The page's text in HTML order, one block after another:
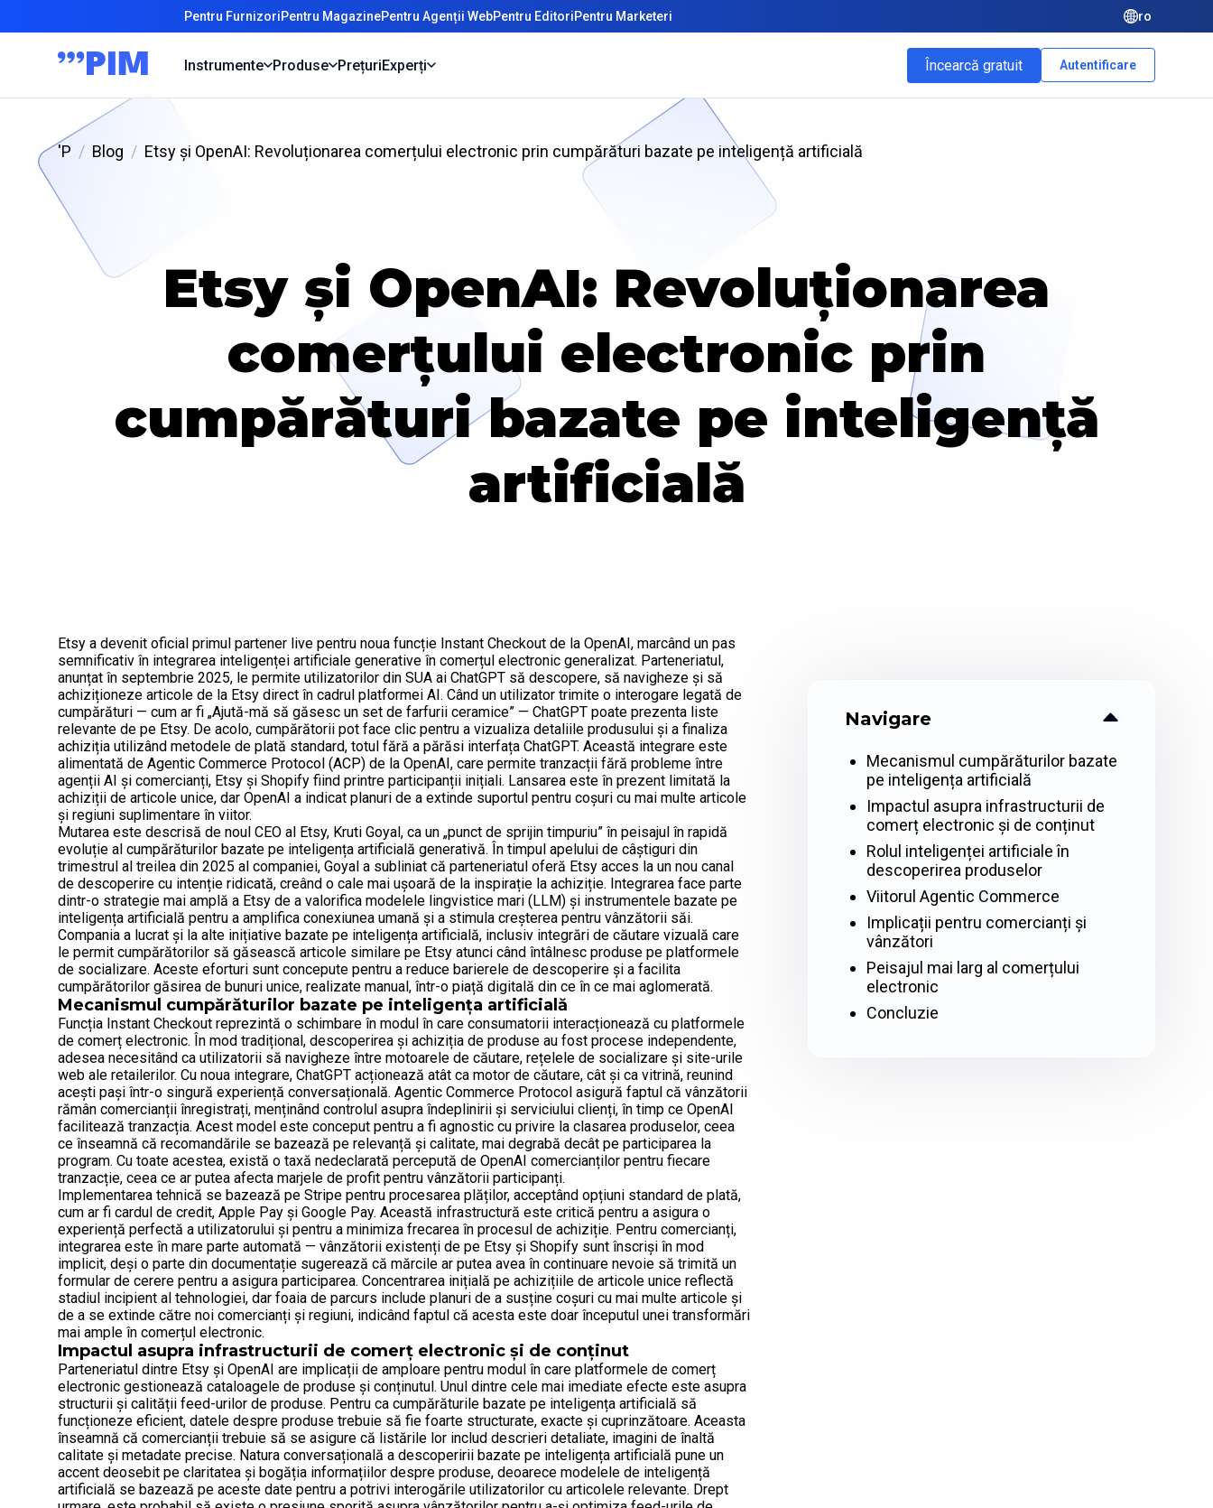
Pentru FurnizoriPentru MagazinePentru Agenții WebPentru EditoriPentru Marketeri ro
Instrumente Produse PrețuriExperți Încearcă gratuit Autentificare
'P Blog Etsy și OpenAI: Revoluționarea comerțului electronic prin cumpărături bazate pe inteligență artificială
Etsy și OpenAI: Revoluționarea
comerțului electronic prin
cumpărături bazate pe inteligență
artificială
Etsy a devenit oficial primul partener live pentru noua funcție Instant Checkout de la OpenAI, marcând un pas
semnificativ în integrarea inteligenței artificiale generative în comerțul electronic generalizat. Parteneriatul,
anunțat în septembrie 2025, le permite utilizatorilor din SUA ai ChatGPT să descopere, să navigheze și să
achiziționeze articole de la Etsy direct în cadrul platformei AI. Când un utilizator trimite o interogare legată de
cumpărături — cum ar fi „Ajută-mă să găsesc un set de farfurii ceramice” — ChatGPT poate prezenta liste
relevante de pe Etsy. De acolo, cumpărătorii pot face clic pentru a vizualiza detaliile produsului și a finaliza
achiziția utilizând metodele de plată standard, totul fără a părăsi interfața ChatGPT. Această integrare este
alimentată de Agentic Commerce Protocol (ACP) de la OpenAI, care permite tranzacții fără probleme între
agenții AI și comercianți, Etsy și Shopify fiind printre participanții inițiali. Lansarea este în prezent limitată la
achiziții de articole unice, dar OpenAI a indicat planuri de a extinde suportul pentru coșuri cu mai multe articole
și regiuni suplimentare în viitor.
Mutarea este descrisă de noul CEO al Etsy, Kruti Goyal, ca un „punct de sprijin timpuriu” în peisajul în rapidă
evoluție al cumpărăturilor bazate pe inteligența artificială generativă. În timpul apelului de câștiguri din
trimestrul al treilea din 2025 al companiei, Goyal a subliniat că parteneriatul oferă Etsy acces la un nou canal
de descoperire cu intenție ridicată, creând o cale mai ușoară de la inspirație la achiziție. Integrarea face parte
dintr-o strategie mai amplă a Etsy de a valorifica modelele lingvistice mari (LLM) și instrumentele bazate pe
inteligența artificială pentru a amplifica conexiunea umană și a stimula creșterea pentru vânzătorii săi.
Compania a lucrat și la alte inițiative bazate pe inteligența artificială, inclusiv integrări de căutare vizuală care
le permit cumpărătorilor să găsească articole similare pe Etsy atunci când întâlnesc produse pe platformele
de socializare. Aceste eforturi sunt concepute pentru a reduce barierele de descoperire și a facilita
cumpărătorilor găsirea de bunuri unice, realizate manual, într-o piață digitală din ce în ce mai aglomerată.
Mecanismul cumpărăturilor bazate pe inteligența artificială
Funcția Instant Checkout reprezintă o schimbare în modul în care consumatorii interacționează cu platformele
de comerț electronic. În mod tradițional, descoperirea și achiziția de produse au fost procese independente,
adesea necesitând ca utilizatorii să navigheze între motoarele de căutare, rețelele de socializare și site-urile
web ale retailerilor. Cu noua integrare, ChatGPT acționează atât ca motor de căutare, cât și ca vitrină, reunind
acești pași într-o singură experiență conversațională. Agentic Commerce Protocol asigură faptul că vânzătorii
rămân comercianții înregistrați, menținând controlul asupra îndeplinirii și serviciului clienți, în timp ce OpenAI
facilitează tranzacția. Acest model este conceput pentru a fi agnostic cu privire la clasarea produselor, ceea
ce înseamnă că recomandările se bazează pe relevanță și calitate, mai degrabă decât pe participarea la
program. Cu toate acestea, există o taxă nedeclarată percepută de OpenAI comercianților pentru fiecare
tranzacție, ceea ce ar putea afecta marjele de profit pentru vânzătorii participanți.
Implementarea tehnică se bazează pe Stripe pentru procesarea plăților, acceptând opțiuni standard de plată,
cum ar fi cardul de credit, Apple Pay și Google Pay. Această infrastructură este critică pentru a asigura o
experiență perfectă a utilizatorului și pentru a minimiza frecarea în procesul de achiziție. Pentru comercianți,
integrarea este în mare parte automată — vânzătorii existenți de pe Etsy și Shopify sunt înscriși în mod
implicit, deși o parte din documentație sugerează că mărcile ar putea avea în continuare nevoie să trimită un
formular de cerere pentru a asigura participarea. Concentrarea inițială pe achizițiile de articole unice reflectă
stadiul incipient al tehnologiei, dar foaia de parcurs include planuri de a susține coșuri cu mai multe articole și
de a se extinde către noi comercianți și regiuni, indicând faptul că acesta este doar începutul unei transformări
mai ample în comerțul electronic.
Impactul asupra infrastructurii de comerț electronic și de conținut
Parteneriatul dintre Etsy și OpenAI are implicații de amploare pentru modul în care platformele de comerț
electronic gestionează cataloagele de produse și conținutul. Unul dintre cele mai imediate efecte este asupra
structurii și calității feed-urilor de produse. Pentru ca cumpărăturile bazate pe inteligența artificială să
funcționeze eficient, datele despre produse trebuie să fie foarte structurate, exacte și cuprinzătoare. Aceasta
înseamnă că comercianții trebuie să se asigure că listările lor includ descrieri detaliate, imagini de înaltă
calitate și metadate precise. Natura conversațională a descoperirii bazate pe inteligența artificială pune un
accent deosebit pe claritatea și bogăția informațiilor despre produse, deoarece modelele de inteligență
artificială se bazează pe aceste date pentru a potrivi interogările utilizatorilor cu articolele relevante. Drept
Navigare
Mecanismul cumpărăturilor bazate
pe inteligența artificială
Impactul asupra infrastructurii de
comerț electronic și de conținut
Rolul inteligenței artificiale în
descoperirea produselor
Viitorul Agentic Commerce
Implicații pentru comercianți și
vânzători
Peisajul mai larg al comerțului
electronic
Concluzie